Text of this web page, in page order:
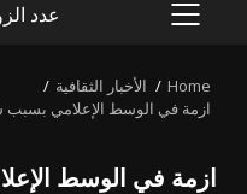
PRIMARY
عدد الزوار:
Home
الأخبار الثقافية
ازمة في الوسط الإعلامي بسبب
ازمة في الوسط